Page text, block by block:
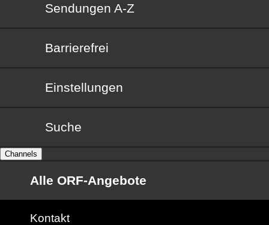
Sendungen von A bis Z
Sendungen A-Z
Barrierefrei
Barrierefrei
Einstellungen
Suche
Channels
Alle ORF-Angebote
Kontakt